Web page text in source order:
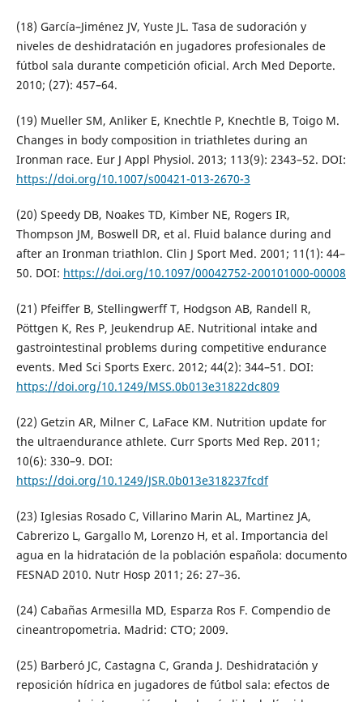
(18) García–Jiménez JV, Yuste JL. Tasa de sudoración y
niveles de deshidratación en jugadores profesionales de
fútbol sala durante competición oficial. Arch Med Deporte.
2010; (27): 457–64.
(19) Mueller SM, Anliker E, Knechtle P, Knechtle B, Toigo M.
Changes in body composition in triathletes during an
Ironman race. Eur J Appl Physiol. 2013; 113(9): 2343–52. DOI:
https://doi.org/10.1007/s00421-013-2670-3
(20) Speedy DB, Noakes TD, Kimber NE, Rogers IR,
Thompson JM, Boswell DR, et al. Fluid balance during and
after an Ironman triathlon. Clin J Sport Med. 2001; 11(1): 44–
50. DOI: https://doi.org/10.1097/00042752-200101000-00008
(21) Pfeiffer B, Stellingwerff T, Hodgson AB, Randell R,
Pöttgen K, Res P, Jeukendrup AE. Nutritional intake and
gastrointestinal problems during competitive endurance
events. Med Sci Sports Exerc. 2012; 44(2): 344–51. DOI:
https://doi.org/10.1249/MSS.0b013e31822dc809
(22) Getzin AR, Milner C, LaFace KM. Nutrition update for
the ultraendurance athlete. Curr Sports Med Rep. 2011;
10(6): 330–9. DOI:
https://doi.org/10.1249/JSR.0b013e318237fcdf
(23) Iglesias Rosado C, Villarino Marin AL, Martinez JA,
Cabrerizo L, Gargallo M, Lorenzo H, et al. Importancia del
agua en la hidratación de la población española: documento
FESNAD 2010. Nutr Hosp 2011; 26: 27–36.
(24) Cabañas Armesilla MD, Esparza Ros F. Compendio de
cineantropometria. Madrid: CTO; 2009.
(25) Barberó JC, Castagna C, Granda J. Deshidratación y
reposición hídrica en jugadores de fútbol sala: efectos de